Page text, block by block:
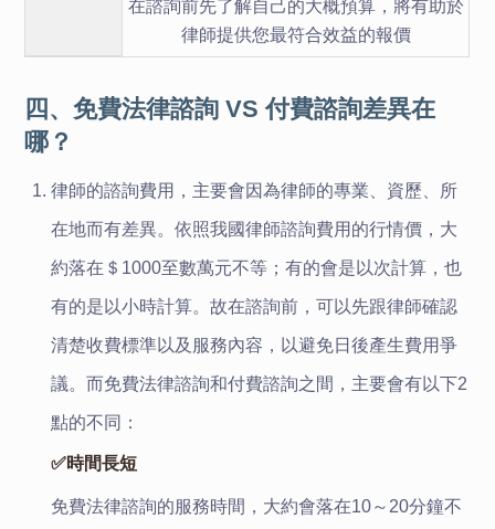
在諮詢前先了解自己的大概預算，將有助於
律師提供您最符合效益的報價
四、免費法律諮詢 VS 付費諮詢差異在
哪？
律師的諮詢費用 ， 主要會因為律師的專業、資歷、所
在地而有差異。依照我國律師諮詢費用的行情價，大
約落在 ＄ 1000至數萬元不等 ；有的會是以次計算，也
有的是以小時計算。故在諮詢前，可以先跟律師確認
清楚收費標準以及服務內容， 以避免日後產生費用爭
議。而免費法律諮詢和付費諮詢之間，主要會有以下2
點的不同：
✅時間長短
免費法律諮詢的服務時間 ，大約會落在10～ 20分鐘不